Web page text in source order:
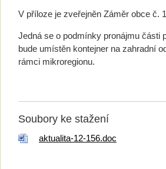
V příloze je zveřejněn Záměr obce č.
Jedná se o podmínky pronájmu části
bude umístěn kontejner na zahradní
rámci mikroregionu.
Soubory ke stažení
aktualita-12-156.doc